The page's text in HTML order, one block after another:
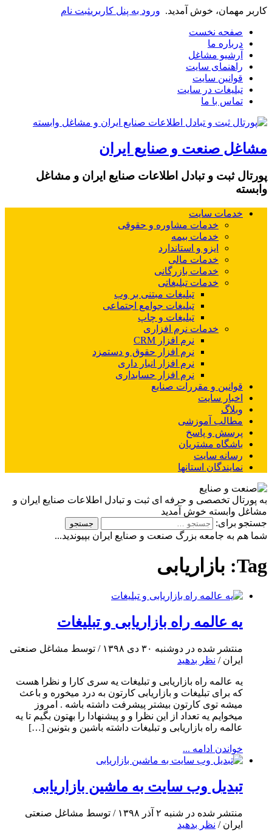
کاربر مهمان، خوش آمدید. ورود به پنل کاربریثبت نام
صفحه نخست
درباره ما
آرشیو مشاغل
راهنمای سایت
قوانین سایت
تبلیغات در سایت
تماس با ما
مشاغل صنعت و صنایع ایران
پورتال ثبت و تبادل اطلاعات صنایع ایران و مشاغل
وابسته
خدمات سایت
خدمات مشاوره و حقوقی
خدمات بیمه
ایزو و استاندارد
خدمات مالی
خدمات بازرگانی
خدمات تبلیغاتی
تبلیغات مبتنی بر وب
تبلیغات جوامع اجتماعی
تبلیغات و چاپ
خدمات نرم افزاری
نرم افزار CRM
نرم افزار حقوق و دستمزد
نرم افزار انبار داری
نرم افزار حسابداری
قوانین و مقررات صنایع
اخبار سایت
وبلاگ
مطالب آموزشی
پرسش و پاسخ
باشگاه مشتریان
رسانه سایت
نمایندگان استانها
به پورتال تخصصی و حرفه ای ثبت و تبادل اطلاعات صنایع ایران و
مشاغل وابسته خوش آمدید
جستجو برای:
شما هم به جامعه بزرگ صنعت و صنایع ایران بپیوندید...
Tag: بازاریابی
یه عالمه راه بازاریابی و تبلیغات
منتشر شده در دوشنبه ۳۰ دی ۱۳۹۸ / توسط مشاغل صنعتی
ایران / نظر بدهید
یه عالمه راه بازاریابی و تبلیغات یه سری کارا و نظرا هست
که برای تبلیغات و بازاریابی کارتون به درد میخوره و باعث
میشه توی کارتون بیشتر پیشرفت داشته باشه . امروز
میخوایم یه تعداد از این نظرا و و پیشنهادا را بهتون بگیم تا یه
عالمه راه بازاریابی و تبلیغات داشته باشین و بتونین […]
خواندن ادامه ...
تبدیل وب سایت به ماشین بازاریابی
منتشر شده در شنبه ۲ آذر ۱۳۹۸ / توسط مشاغل صنعتی
ایران / نظر بدهید